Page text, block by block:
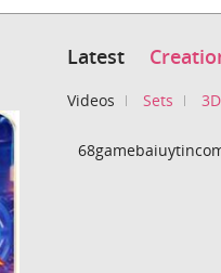
Latest
Videos Sets